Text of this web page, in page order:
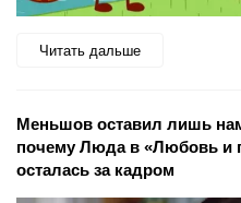
Читать дальше
Меньшов оставил лишь
почему Люда в «Любовь и
осталась за кадром